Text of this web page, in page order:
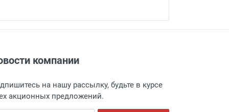
г. Москва, Переведеновский
о поступлении товара.
компании
на нашу рассылку, будьте в курсе
акционных предложений.